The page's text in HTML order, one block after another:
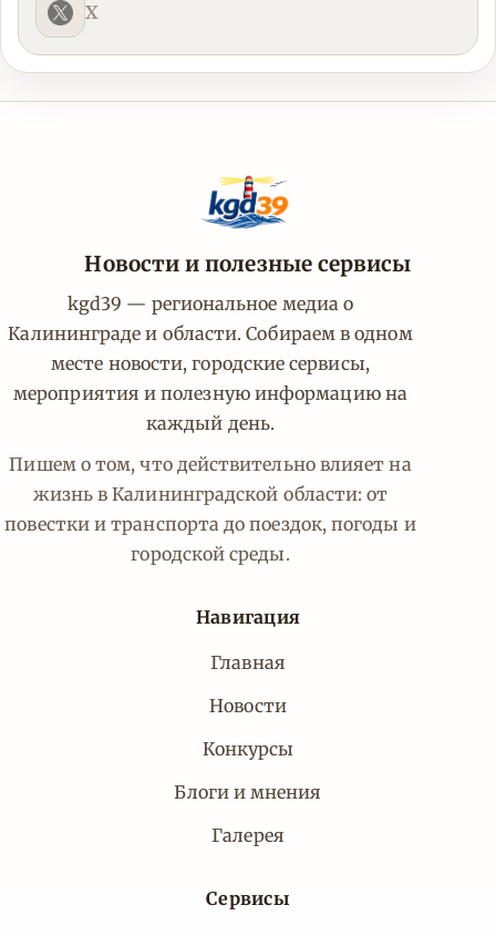
X
Новости и полезные сервисы
kgd39 — региональное медиа о
Калининграде и области. Собираем в одном
месте новости, городские сервисы,
мероприятия и полезную информацию на
каждый день.
Пишем о том, что действительно влияет на
жизнь в Калининградской области: от
повестки и транспорта до поездок, погоды и
городской среды.
Навигация
Главная
Новости
Конкурсы
Блоги и мнения
Галерея
Сервисы